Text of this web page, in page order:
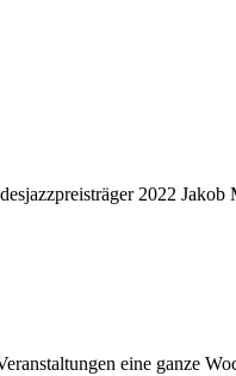
2022
eine ganze